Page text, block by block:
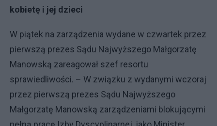
kobietę i jej dzieci
W piątek na zarządzenia wydane w czwartek przez
pierwszą prezes Sądu Najwyższego Małgorzatę
Manowską zareagował szef resortu
sprawiedliwości. – W związku z wydanymi wczoraj
przez pierwszą prezes Sądu Najwyższego
Małgorzatę Manowską zarządzeniami blokującymi